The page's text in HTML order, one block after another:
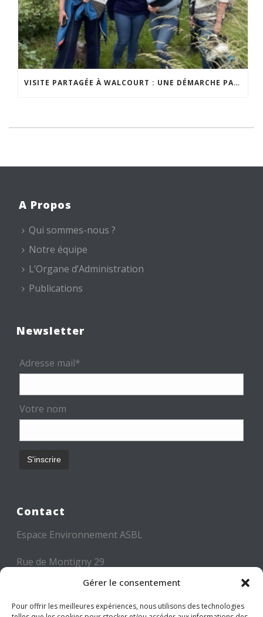
Gérer le consentement
Pour offrir les meilleures expériences, nous utilisons des technologies
VISITE PARTAGÉE À WALCOURT : UNE DÉMARCHE PARTICIPATIVE ANIMÉE PAR ESPACE ENVIRONNEMENT
A Propos
Qui sommes-nous ?
Notre équipe
L’Organe d’Administration
Publications
Newsletter
Adresse mail*
Votre nom
Contact
Espace Environnement ASBL
Rue de Montigny 29
6000 CHARLEROI
Tél: +32 71 300 300